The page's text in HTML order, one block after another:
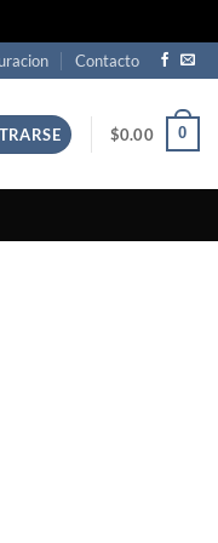
Contacto
$0.00 0